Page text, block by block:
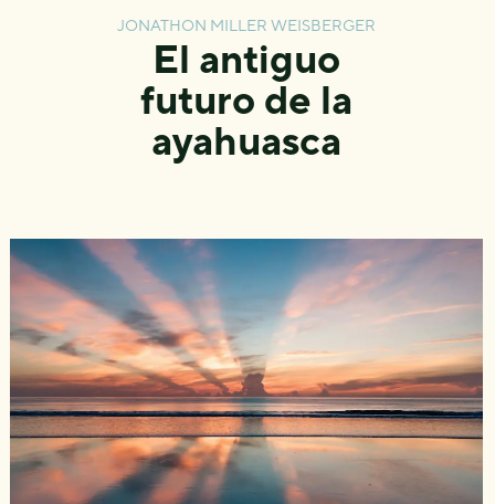
JONATHON MILLER WEISBERGER
El antiguo
futuro de la
ayahuasca